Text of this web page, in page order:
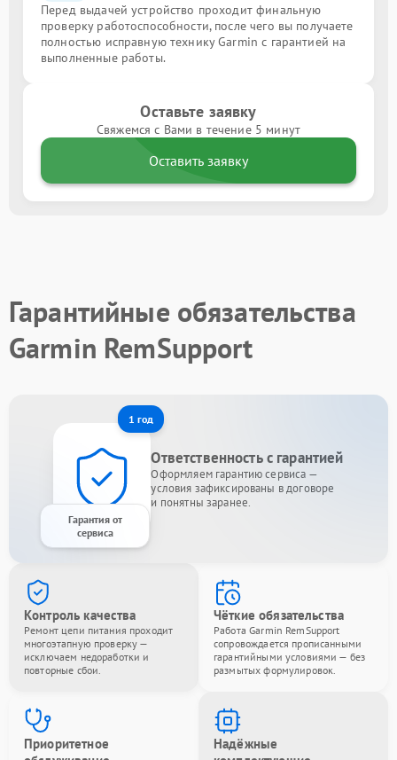
Перед выдачей устройство проходит финальную
проверку работоспособности, после чего вы получаете
полностью исправную технику Garmin с гарантией на
выполненные работы.
Оставьте заявку
Свяжемся с Вами в течение 5 минут
Оставить заявку
Гарантийные обязательства
Garmin RemSupport
1 год
Гарантия от
сервиса
Ответственность с гарантией
Оформляем гарантию сервиса —
условия зафиксированы в договоре
и понятны заранее.
Контроль качества
Ремонт цепи питания проходит
многоэтапную проверку —
исключаем недоработки и
повторные сбои.
Чёткие обязательства
Работа Garmin RemSupport
сопровождается прописанными
гарантийными условиями — без
размытых формулировок.
Приоритетное
Надёжные